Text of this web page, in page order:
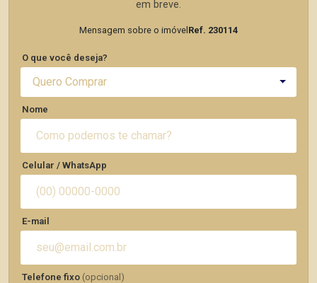
em breve.
Mensagem sobre o imóvel Ref. 230114
O que você deseja?
Quero Comprar
Nome
Celular / WhatsApp
E-mail
Telefone fixo (opcional)